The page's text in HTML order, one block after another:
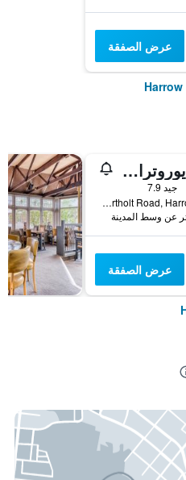
عرض الصفقة
فندق يوروترافلر برميير هارو
جيد 7.9
56-60 Northolt Road, Harrow, المملكة المتحدة
عرض الصفقة